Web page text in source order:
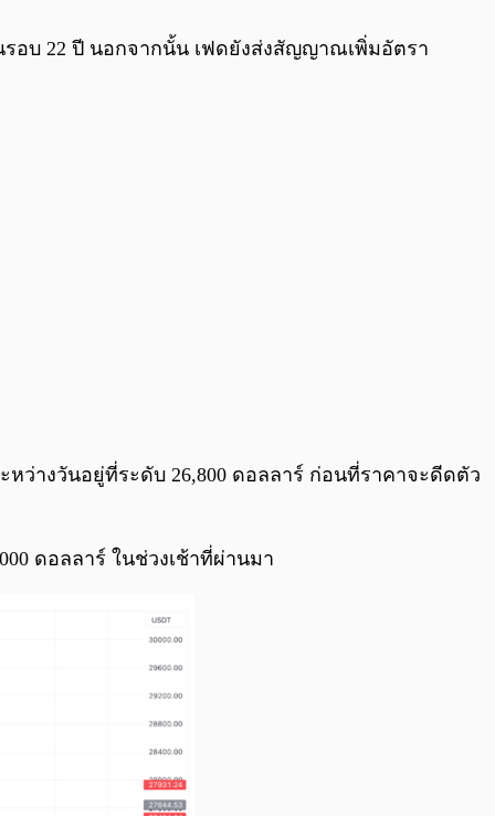
รอบ 22 ปี นอกจากนั้น เฟดยังส่งสัญญาณเพิ่มอัตรา
หว่างวันอยู่ที่ระดับ 26,800 ดอลลาร์ ก่อนที่ราคาจะดีดตัว
ดอลลาร์ ในช่วงเช้าที่ผ่านมา